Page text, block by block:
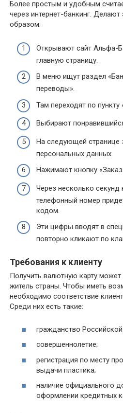
Более простым и удобным
через интернет-банкинг.
образом:
Открывают сайт Альфа-
главную страницу.
В меню ищут раздел
переводы».
Там переходят по пункту
Выбирают
На следующей странице
персональных данных.
Нажимают кнопку
Через несколько секунд
телефонный номер
кодом.
Эти цифры вводят в
повторно кликают по
Требования к клиенту
Получить валютную карту
житель страны. Чтобы иметь
необходимо соответствие
Среди них есть такие:
гражданство
совершеннолетие;
регистрация по месту
выдачи пластика;
наличие официального
оформлении кредитных